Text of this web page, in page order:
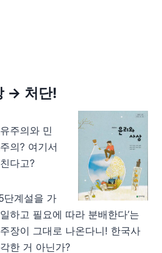
→ 처단!
주의와 민
의? 여기서
다고?
계설을 가
하고 필요에 따라 분배한다’는
장이 그대로 나온다니! 한국사
한 거 아닌가?